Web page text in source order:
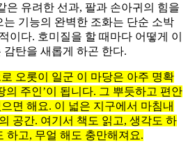
은 유려한 선과, 팔과 손아귀의 힘을
기능의 완벽한 조화는 단순 소박
이다. 호미질을 할 때마다 어떻게 이
탄을 새롭게 하곤 한다.
오롯이 일군 이 마당은 아주 명확
의 주인’이 됩니다. 그 뿌듯하고 편안
면 해요. 이 넓은 지구에서 마침내
공간. 여기서 책도 읽고, 생각도 하
하고, 무얼 해도 충만해져요.